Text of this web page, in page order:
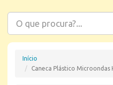
Início
Caneca Plástico Microondas